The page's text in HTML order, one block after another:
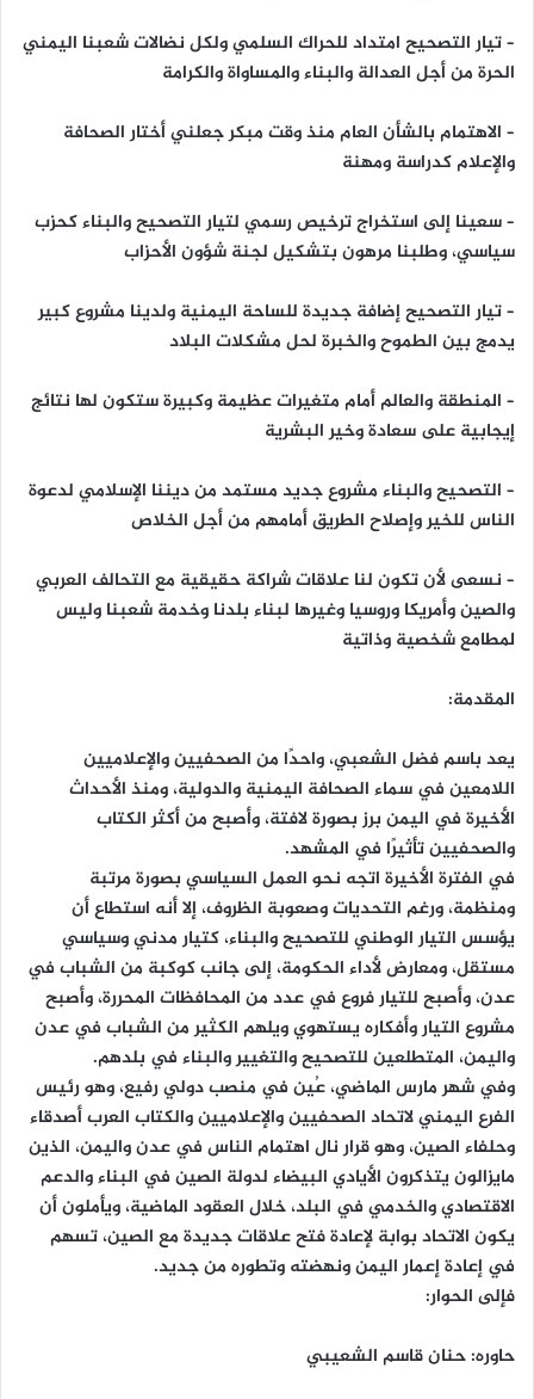
– تيار التصحيح امتداد للحراك السلمي ولكل نضالات شعبنا اليمني
الحرة من أجل العدالة والبناء والمساواة والكرامة
– الاهتمام بالشأن العام منذ وقت مبكر جعلني أختار الصحافة
والإعلام كدراسة ومهنة
– سعينا إلى استخراج ترخيص رسمي لتيار التصحيح والبناء كحزب
سياسي، وطلبنا مرهون بتشكيل لجنة شؤون الأحزاب
– تيار التصحيح إضافة جديدة للساحة اليمنية ولدينا مشروع كبير
يدمج بين الطموح والخبرة لحل مشكلات البلاد
– المنطقة والعالم أمام متغيرات عظيمة وكبيرة ستكون لها نتائج
إيجابية على سعادة وخير البشرية
– التصحيح والبناء مشروع جديد مستمد من ديننا الإسلامي لدعوة
الناس للخير وإصلاح الطريق أمامهم من أجل الخلاص
– نسعى لأن تكون لنا علاقات شراكة حقيقية مع التحالف العربي
والصين وأمريكا وروسيا وغيرها لبناء بلدنا وخدمة شعبنا وليس
لمطامع شخصية وذاتية
المقدمة:
يعد باسم فضل الشعبي، واحدًا من الصحفيين والإعلاميين
اللامعين في سماء الصحافة اليمنية والدولية، ومنذ الأحداث
الأخيرة في اليمن برز بصورة لافتة، وأصبح من أكثر الكتاب
والصحفيين تأثيرًا في المشهد.
في الفترة الأخيرة اتجه نحو العمل السياسي بصورة مرتبة
ومنظمة، ورغم التحديات وصعوبة الظروف، إلا أنه استطاع أن
يؤسس التيار الوطني للتصحيح والبناء، كتيار مدني وسياسي
مستقل، ومعارض لأداء الحكومة، إلى جانب كوكبة من الشباب في
عدن، وأصبح للتيار فروع في عدد من المحافظات المحررة، وأصبح
مشروع التيار وأفكاره يستهوي ويلهم الكثير من الشباب في عدن
واليمن، المتطلعين للتصحيح والتغيير والبناء في بلدهم.
وفي شهر مارس الماضي، عُين في منصب دولي رفيع، وهو رئيس
الفرع اليمني لاتحاد الصحفيين والإعلاميين والكتاب العرب أصدقاء
وحلفاء الصين، وهو قرار نال اهتمام الناس في عدن واليمن، الذين
مايزالون يتذكرون الأيادي البيضاء لدولة الصين في البناء والدعم
الاقتصادي والخدمي في البلد، خلال العقود الماضية، ويأملون أن
يكون الاتحاد بوابة لإعادة فتح علاقات جديدة مع الصين، تسهم
في إعادة إعمار اليمن ونهضته وتطوره من جديد.
فإلى الحوار:
حاوره: حنان قاسم الشعيبي